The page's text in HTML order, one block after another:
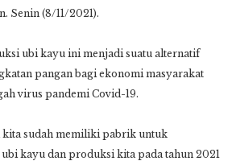
Senin (8/11/2021).
ubi kayu ini menjadi suatu alternatif
pangan bagi ekonomi masyarakat
virus pandemi Covid-19.
kita sudah memiliki pabrik untuk
kayu dan produksi kita pada tahun 2021